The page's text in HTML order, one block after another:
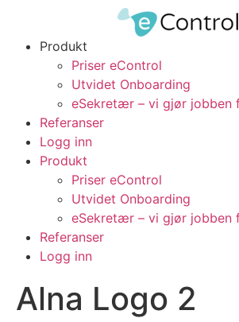
Produkt
Priser eControl
Utvidet Onboarding
eSekretær – vi gjør jobben
Referanser
Logg inn
Produkt
Priser eControl
Utvidet Onboarding
eSekretær – vi gjør jobben
Referanser
Logg inn
Alna Logo 2